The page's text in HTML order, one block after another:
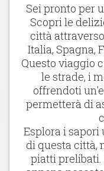
Sei pronto per
Scopri le
città
Italia, Spagna,
Questo viaggio
le strade, i
offrendoti
permetterà di
Esplora i
di questa città,
piatti prelibati.